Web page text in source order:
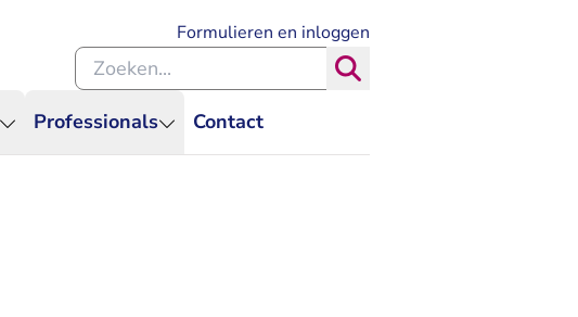
Professionals Contact
Formulieren en inloggen
Zoeken binnen de Rechtspraak